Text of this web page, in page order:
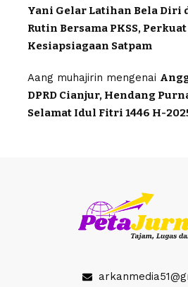
Yani Gelar Latihan Bela Diri
Rutin Bersama PKSS,
Kesiapsiagaan Satpam
Aang muhajirin mengenai
DPRD Cianjur, Hendang
Selamat Idul Fitri 1446 H-